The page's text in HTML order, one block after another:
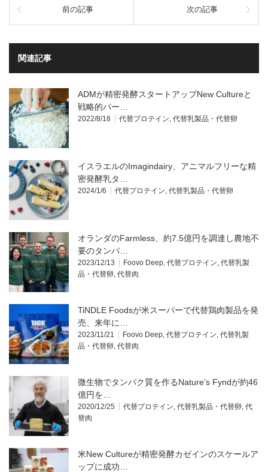
前の記事 次の記事
関連記事
ADMが精密発酵スタートアップNew Cultureと
戦略的パー…
2022/8/18 代替プロテイン 代替乳製品・代替卵
イスラエルのImagindairy、アニマルフリーな精
密発酵乳タ…
2024/1/6 代替プロテイン 代替乳製品・代替卵
オランダのFarmless、約7.5億円を調達し農地不
要のタンパ…
2023/12/13 Foovo Deep 代替プロテイン 代替乳製
品・代替卵 代替肉
TiNDLE Foodsが米スーパーで代替鶏肉製品を発
売、来年に…
2023/11/21 Foovo Deep 代替プロテイン 代替乳製
品・代替卵 代替肉
微生物でタンパク質を作るNature’s Fyndが約46
億円を…
2020/12/25 代替プロテイン 代替乳製品・代替卵 代
替肉
米New Cultureが精密発酵カゼインのスケールア
ップに成功…